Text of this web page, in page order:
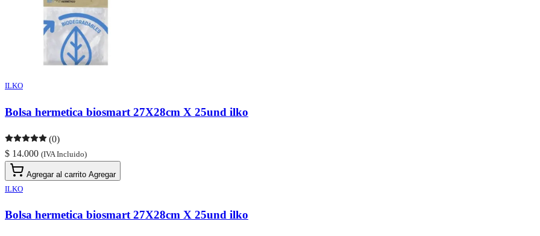
ILKO
Bolsa hermetica biosmart 27X28cm X 25und ilko
(0)
$ 14.000 (IVA Incluido)
Agregar al carrito Agregar
ILKO
Bolsa hermetica biosmart 27X28cm X 25und ilko